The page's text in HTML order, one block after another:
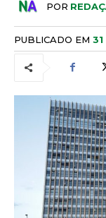
POR
PUBLICADO EM